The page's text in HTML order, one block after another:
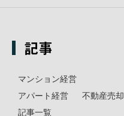
記事
マンション経営
アパート経営
不動産売却
記事一覧